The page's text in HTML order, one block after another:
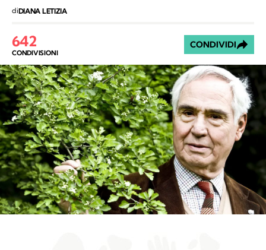
diDIANA LETIZIA
642
CONDIVISIONI
CONDIVIDI